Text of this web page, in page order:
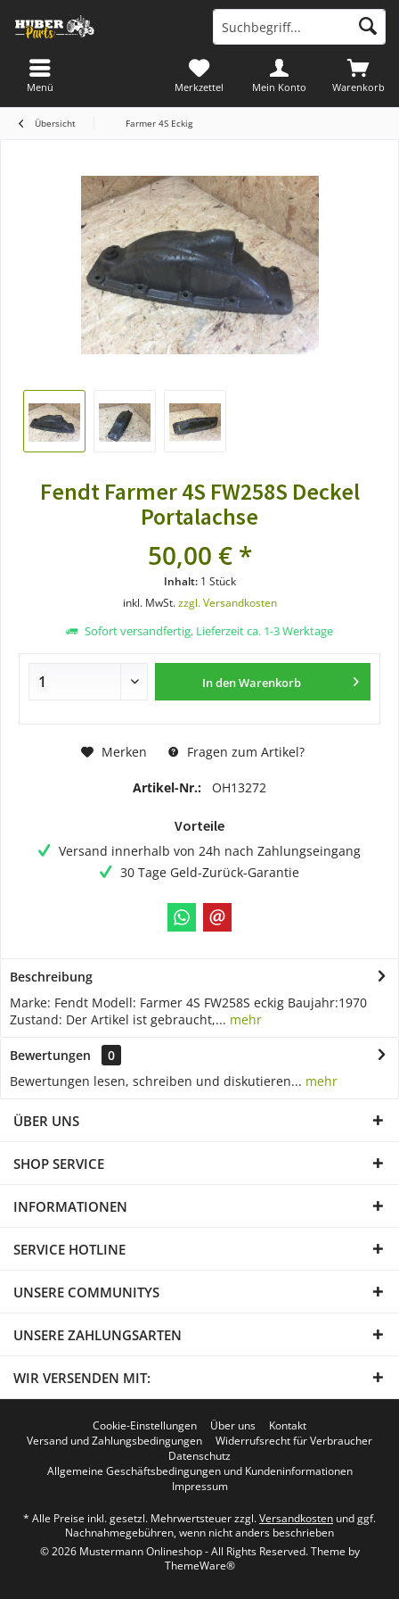
Warenkorb
Merkzettel Mein Konto
Menü
Übersicht Farmer 4S Eckig
Fendt Farmer 4S FW258S Deckel
Portalachse
50,00 € *
Inhalt: 1 Stück
inkl. MwSt.zzgl. Versandkosten
Sofort versandfertig, Lieferzeit ca. 1-3 Werktage
In denWarenkorb
Merken Fragen zum Artikel?
Artikel-Nr.: OH13272
Vorteile
Versand innerhalb von 24h nach Zahlungseingang
30 Tage Geld-Zurück-Garantie
Beschreibung
Marke: Fendt Modell: Farmer 4S FW258S eckig Baujahr:1970
Zustand: Der Artikel ist gebraucht,... mehr
Bewertungen
0
Bewertungen lesen, schreiben und diskutieren... mehr
ÜBER UNS
SHOP SERVICE
INFORMATIONEN
SERVICE HOTLINE
UNSERE COMMUNITYS
UNSERE ZAHLUNGSARTEN
WIR VERSENDEN MIT:
Cookie-Einstellungen Über uns
Kontakt
Versand und Zahlungsbedingungen
Widerrufsrecht für Verbraucher
Datenschutz
Allgemeine Geschäftsbedingungen und Kundeninformationen
Impressum
* Alle Preise inkl. gesetzl. Mehrwertsteuer zzgl.Versandkosten und ggf.
Nachnahmegebühren, wenn nicht anders beschrieben
© 2026 Mustermann Onlineshop - All Rights Reserved. Theme by
ThemeWare®